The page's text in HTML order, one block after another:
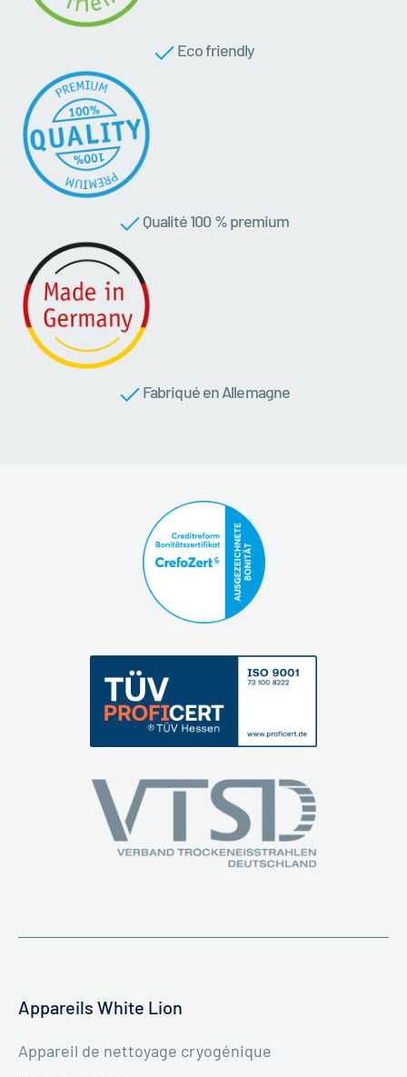
Eco friendly
Qualité 100 % premium
Fabriqué en Allemagne
Appareils White Lion
Appareil de nettoyage cryogénique